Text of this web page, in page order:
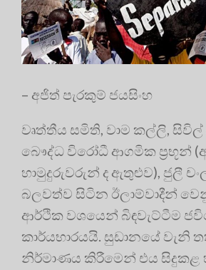
– අජිත් පැරකුම් ජයසිංහ
වෘත්තීය සමිති, වාම කල්ලි, සිවිල්
බෞද්ධ විරෝධී ආගමික ප්‍රභූන්
හාමුදුරුවරුන් ද ඇතුළුව), ජුලී
බලවත්ව සිටින ඊලාම්වාදීන්
ආර්ථික වශයෙන් බිඳවැට්ටීම
කාර්යභාරයයි. සුඩානයේ වැනි
නිර්මාණය කිරීමෙන් එය සිදුකළ